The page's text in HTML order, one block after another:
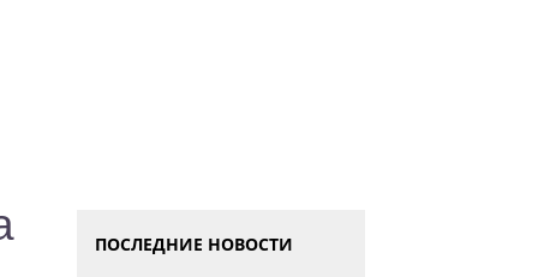
ПОСЛЕДНИЕ НОВОСТИ